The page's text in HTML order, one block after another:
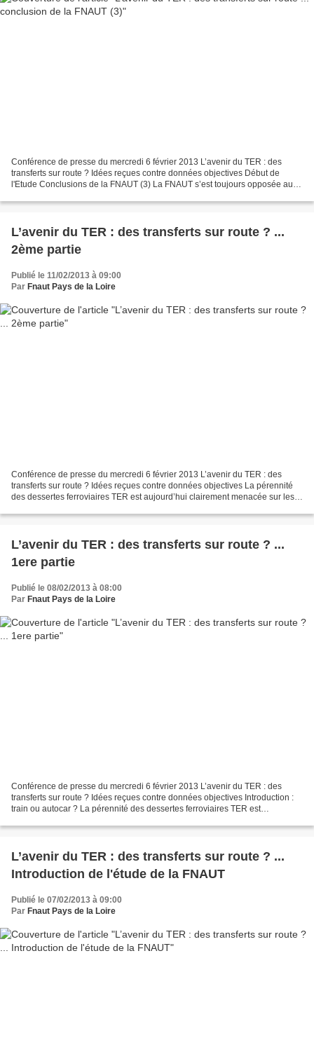
Conférence de presse du mercredi 6 février 2013 L’avenir du TER : des
transferts sur route ? Idées reçues contre données objectives Début de
l'Etude Conclusions de la FNAUT (3) La FNAUT s’est toujours opposée au
L’avenir du TER : des transferts sur route ? ...
2ème partie
Publié le 11/02/2013 à 09:00
Par Fnaut Pays de la Loire
Conférence de presse du mercredi 6 février 2013 L’avenir du TER : des
transferts sur route ? Idées reçues contre données objectives La pérennité
des dessertes ferroviaires TER est aujourd’hui clairement menacée sur les
L’avenir du TER : des transferts sur route ? ...
1ere partie
Publié le 08/02/2013 à 08:00
Par Fnaut Pays de la Loire
Conférence de presse du mercredi 6 février 2013 L’avenir du TER : des
transferts sur route ? Idées reçues contre données objectives Introduction :
train ou autocar ? La pérennité des dessertes ferroviaires TER est
L’avenir du TER : des transferts sur route ? ...
Introduction de l'étude de la FNAUT
Publié le 07/02/2013 à 09:00
Par Fnaut Pays de la Loire